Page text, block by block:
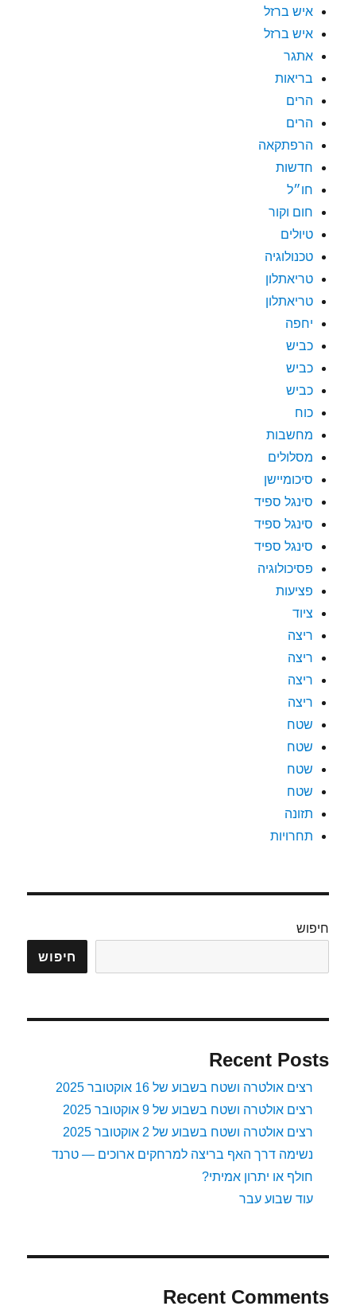
איש ברזל
איש ברזל
אתגר
בריאות
הרים
הרים
הרפתקאה
חדשות
חו״ל
חום וקור
טיולים
טכנולוגיה
טריאתלון
טריאתלון
יחפה
כביש
כביש
כביש
כוח
מחשבות
מסלולים
סיכומיישן
סינגל ספיד
סינגל ספיד
סינגל ספיד
פסיכולוגיה
פציעות
ציוד
ריצה
ריצה
ריצה
ריצה
שטח
שטח
שטח
שטח
תזונה
תחרויות
חיפוש
חיפוש
Recent Posts
רצים אולטרה ושטח בשבוע של 16 אוקטובר 2025
רצים אולטרה ושטח בשבוע של 9 אוקטובר 2025
רצים אולטרה ושטח בשבוע של 2 אוקטובר 2025
נשימה דרך האף בריצה למרחקים ארוכים — טרנד
חולף או יתרון אמיתי?
עוד שבוע עבר
Recent Comments